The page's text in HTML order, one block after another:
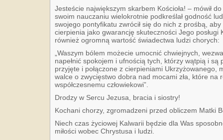
Jesteście największym skarbem Kościoła! – mówił
swoim nauczaniu wielokrotnie podkreślał godność
swojego pontyfikatu zwrócił się do nich z prośbą,
cierpienia jako gwarancję skuteczności Jego posługi
również ogromną wartość świadectwa ludzi chorych:
„Waszym bólem możecie umocnić chwiejnych,
napełnić spokojem i ufnością tych, którzy wątpią i są
przyjęte i połączone z cierpieniami Ukrzyżowanego,
walce o zwycięstwo dobra nad mocami zła, które na
współczesnemu człowiekowi”.
Drodzy w Sercu Jezusa, bracia i siostry!
Kochani chorzy, zgromadzeni przed obliczem Matki
Niech czas życiowej Kalwarii będzie dla Was
miłości wobec Chrystusa i ludzi.